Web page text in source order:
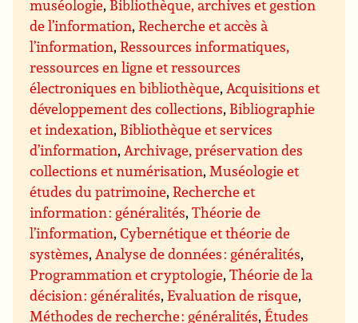
muséologie, Bibliothèque, archives et gestion
de l’information,Recherche et accès à
l’information,Ressources informatiques,
ressources en ligne et ressources
électroniques en bibliothèque,Acquisitions et
développement des collections, Bibliographie
et indexation, Bibliothèque et services
d’information,Archivage, préservation des
collections et numérisation,Muséologie et
études du patrimoine,Recherche et
information : généralités,Théorie de
l’information,Cybernétique et théorie de
systèmes,Analyse de données : généralités,
Programmation et cryptologie,Théorie de la
décision : généralités,Evaluation de risque,
Méthodes de recherche : généralités,Études